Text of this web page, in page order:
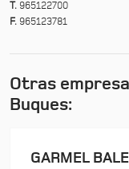
T. 965122700
F. 965123781
Otras
Buques:
GARMEL